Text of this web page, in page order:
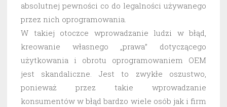
absolutnej pewności co do legalności używanego
przez nich oprogramowania.
W takiej otoczce wprowadzanie ludzi w błąd,
kreowanie własnego „prawa” dotyczącego
użytkowania i obrotu oprogramowaniem OEM
jest skandaliczne. Jest to zwykłe oszustwo,
ponieważ przez takie wprowadzanie
konsumentów w błąd bardzo wiele osób jak i firm